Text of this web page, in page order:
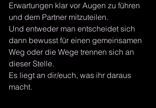
Erwartungen klar vor Augen zu führen
und dem Partner mitzuteilen.
Und entweder man entscheidet sich
dann bewusst für einen gemeinsamen
Weg oder die Wege trennen sich an
dieser Stelle.
Es liegt an dir/euch, was ihr daraus
macht.